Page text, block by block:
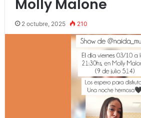
Molly Malone
2 octubre, 2025 210